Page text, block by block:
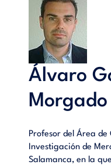
Álvaro
Morgado
Profesor del Área de
Investigación de
Salamanca, en la